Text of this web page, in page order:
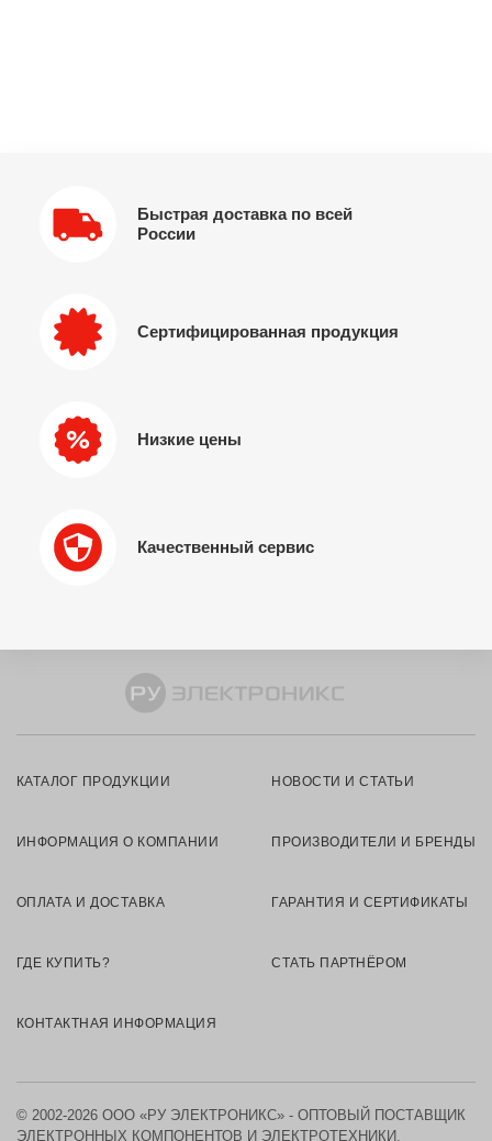
Быстрая доставка по всей
России
Сертифицированная продукция
Низкие цены
Качественный сервис
КАТАЛОГ ПРОДУКЦИИ НОВОСТИ И СТАТЬИ
ИНФОРМАЦИЯ О КОМПАНИИ ПРОИЗВОДИТЕЛИ И БРЕНДЫ
ОПЛАТА И ДОСТАВКА ГАРАНТИЯ И СЕРТИФИКАТЫ
ГДЕ КУПИТЬ? СТАТЬ ПАРТНЁРОМ
КОНТАКТНАЯ ИНФОРМАЦИЯ
© 2002-2026 ООО «РУ ЭЛЕКТРОНИКС» - ОПТОВЫЙ ПОСТАВЩИК
ЭЛЕКТРОННЫХ КОМПОНЕНТОВ И ЭЛЕКТРОТЕХНИКИ.